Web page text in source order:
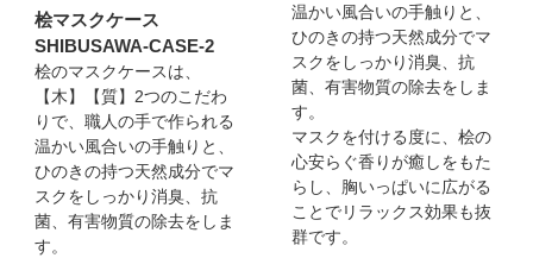
桧マスクケース
SHIBUSAWA-CASE-2
桧のマスクケースは、
【木】【質】2つのこだわ
りで、職人の手で作られる
温かい風合いの手触りと、
ひのきの持つ天然成分でマ
スクをしっかり消臭、抗
菌、有害物質の除去をしま
す。
温かい風合いの手触りと、
ひのきの持つ天然成分でマ
スクをしっかり消臭、抗
菌、有害物質の除去をしま
す。
マスクを付ける度に、桧の
心安らぐ香りが癒しをもた
らし、胸いっぱいに広がる
ことでリラックス効果も抜
群です。